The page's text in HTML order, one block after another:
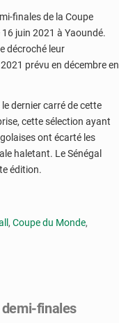
finales de la Coupe
juin 2021 à Yaoundé.
décroché leur
prévu en décembre en
dernier carré de cette
cette sélection ayant
ont écarté les
haletant. Le Sénégal
édition.
, Coupe du Monde,
demi-finales